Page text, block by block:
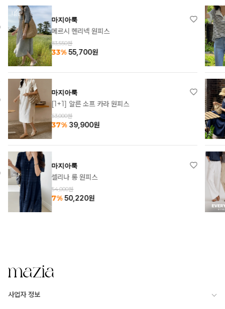
마지아룩
메르시 헨리넥 원피스
83,550원
33% 55,700원
마지아룩
[1+1] 알른 소프 카라 원피스
63,000원
37% 39,900원
마지아룩
셀리나 롱 원피스
54,000원
7% 50,220원
사업자 정보